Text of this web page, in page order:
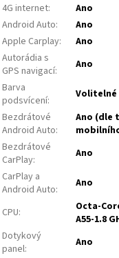
4G internet:
Ano
Android Auto:
Ano
Apple Carplay:
Ano
Autorádia s
GPS navigací:
Ano
Barva
podsvícení:
Volitelné
Bezdrátové
Android Auto:
Ano (dle
Bezdrátové
CarPlay:
Ano
CarPlay a
Android Auto: Ano
CPU:
Octa-
A55-1.8
Dotykový
panel:
Ano